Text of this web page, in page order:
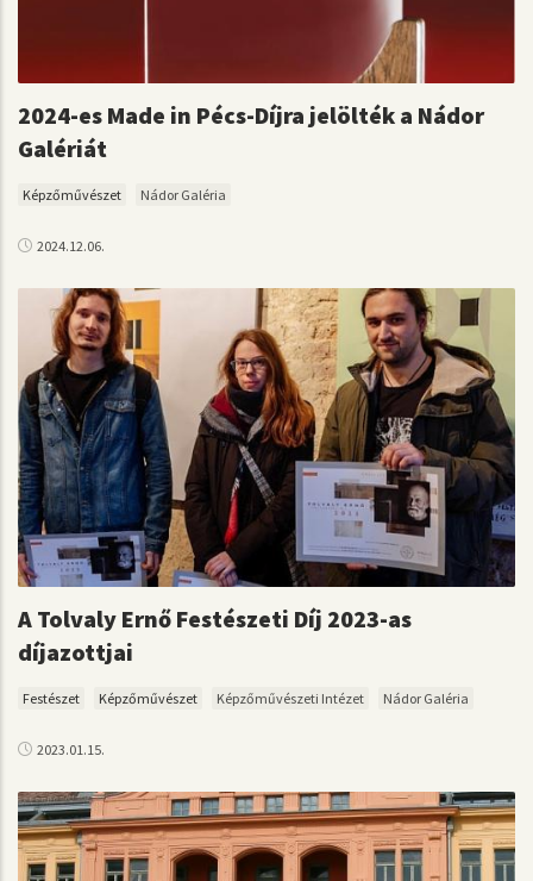
2024-es Made in Pécs-Díjra jelölték a Nádor
Galériát
Képzőművészet Nádor Galéria
2024.12.06.
A Tolvaly Ernő Festészeti Díj 2023-as
díjazottjai
Festészet Képzőművészet Képzőművészeti Intézet Nádor Galéria
2023.01.15.